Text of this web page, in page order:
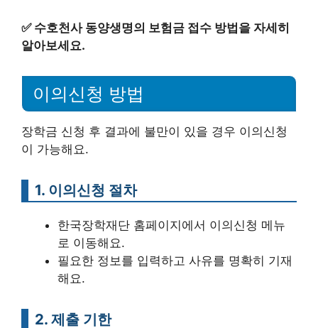
✅ 수호천사 동양생명의 보험금 접수 방법을 자세히
알아보세요.
이의신청 방법
장학금 신청 후 결과에 불만이 있을 경우 이의신청
이 가능해요.
1. 이의신청 절차
한국장학재단 홈페이지에서 이의신청 메뉴
로 이동해요.
필요한 정보를 입력하고 사유를 명확히 기재
해요.
2. 제출 기한